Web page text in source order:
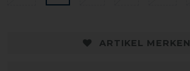
ARTIKEL MERKEN